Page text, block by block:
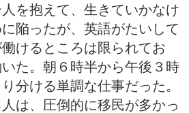
を抱えて、生きていかなけ
陥ったが、英語がたいして
けるところは限られてお
た。朝６時半から午後３時
分ける単調な仕事だった。
は、圧倒的に移民が多かっ